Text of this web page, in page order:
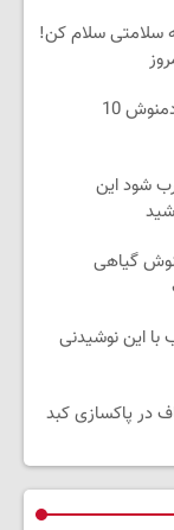
سلامتی سلام کن!
درمان خانگی کبد چرب با دمنوش 10
شود این
این دمنوش گیاهی
این نوشیدنی
در پاکسازی کبد